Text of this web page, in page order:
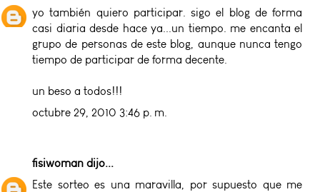
yo también quiero participar. sigo el blog de forma
casi diaria desde hace ya...un tiempo. me encanta el
grupo de personas de este blog, aunque nunca tengo
tiempo de participar de forma decente.
un beso a todos!!!
octubre 29, 2010 3:46 p. m.
fisiwoman dijo...
Este sorteo es una maravilla, por supuesto que me